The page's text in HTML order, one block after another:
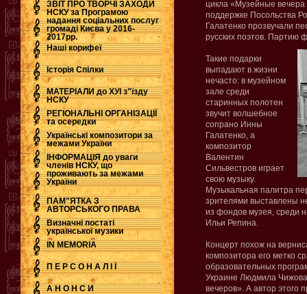
ЗВІТ ПРО ТВОРЧІ ЗАХОДИ
НСКУ за Програмою
надання соціальних послуг
громаді Києва у 2016-
2017рр.
.
Наші корифеї
Історія Спілки
МАТЕРІАЛИ до ХУІ з"їзду
НСКУ
РЕГІОНАЛЬНІ ОРГАНІЗАЦІЇ
та осередки
Українські композитори за
межами України
ІНФОРМАЦІЯ до уваги
членів НСКУ, що
проживають за межами
України
ПАМ"ЯТКА З
АВТОРСЬКОГО ПРАВА
Визначні постаті
української музики
IN MEMORIA
П Е Р С О Н А Л І Ї
А Н О Н С И
цикла «Музейные вечера
поддержке Посольства
Галатенко прозвучали
русских поэтов. Партию
Такие подарки
выпадают в жизни
нечасто: в музейном
зале среди
старинных полотен
звучит волшебное
сопрано Инны
Галатенко, а
композитор
Валентин
Сильвестров играет
свою музыку.
Музыкальная палитра
зрителями выставлены
из фондов музея, среди
Ильи Репина.
Концерт похож на
композитора его метко
образовательных
Украине Людмила
вечеров». А автор этого